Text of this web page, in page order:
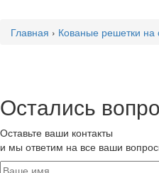
Главная › Кованые решетки на
Остались
Оставьте ваши контакты
и мы ответим на все ваши